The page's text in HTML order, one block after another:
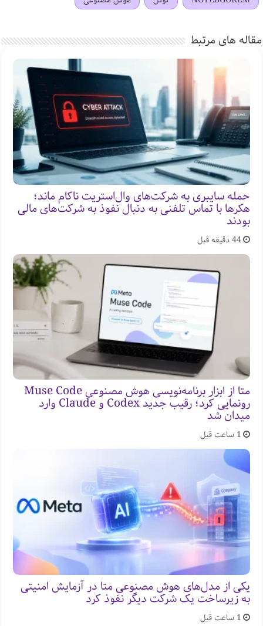
مقاله های مرتبط
حمله سایبری به شرکت‌های وال‌استریت ناکام ماند؛
هکرها با تماس تلفنی به دنبال نفوذ به شرکت‌های مالی
بودند
44 دقیقه قبل
متا از ابزار برنامه‌نویسی هوش مصنوعی Muse Code
رونمایی کرد؛ رقیب جدید Codex و Claude وارد
میدان شد
1 ساعت قبل
یکی از مدل‌های هوش مصنوعی متا در آزمایش امنیتی
به زیرساخت یک شرکت دیگر نفوذ کرد
1 ساعت قبل